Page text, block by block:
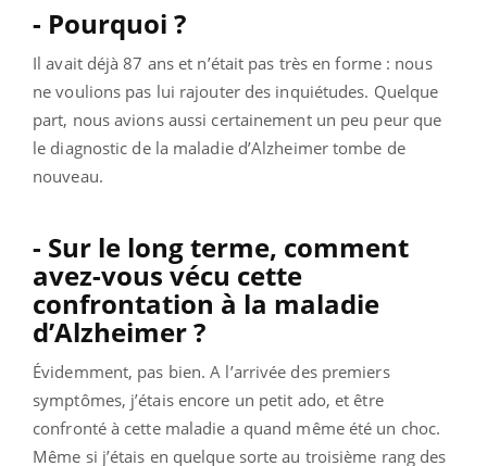
- Pourquoi ?
Il avait déjà 87 ans et n’était pas très en forme : nous
ne voulions pas lui rajouter des inquiétudes. Quelque
part, nous avions aussi certainement un peu peur que
le diagnostic de la maladie d’Alzheimer tombe de
nouveau.
- Sur le long terme, comment
avez-vous vécu cette
confrontation à la maladie
d’Alzheimer ?
Évidemment, pas bien. A l’arrivée des premiers
symptômes, j’étais encore un petit ado, et être
confronté à cette maladie a quand même été un choc.
Même si j’étais en quelque sorte au troisième rang des